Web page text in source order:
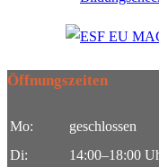
Öffnungszeiten
Mo:
geschlossen
Di:
14:00–18:00